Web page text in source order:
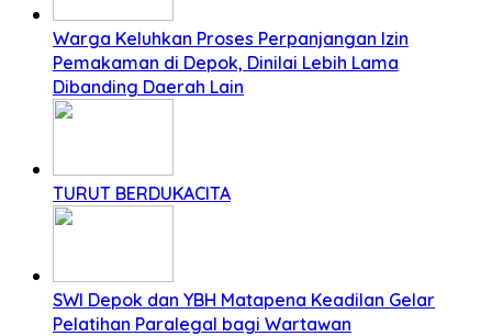
Warga Keluhkan Proses Perpanjangan Izin
Pemakaman di Depok, Dinilai Lebih Lama
Dibanding Daerah Lain
TURUT BERDUKACITA
SWI Depok dan YBH Matapena Keadilan Gelar
Pelatihan Paralegal bagi Wartawan